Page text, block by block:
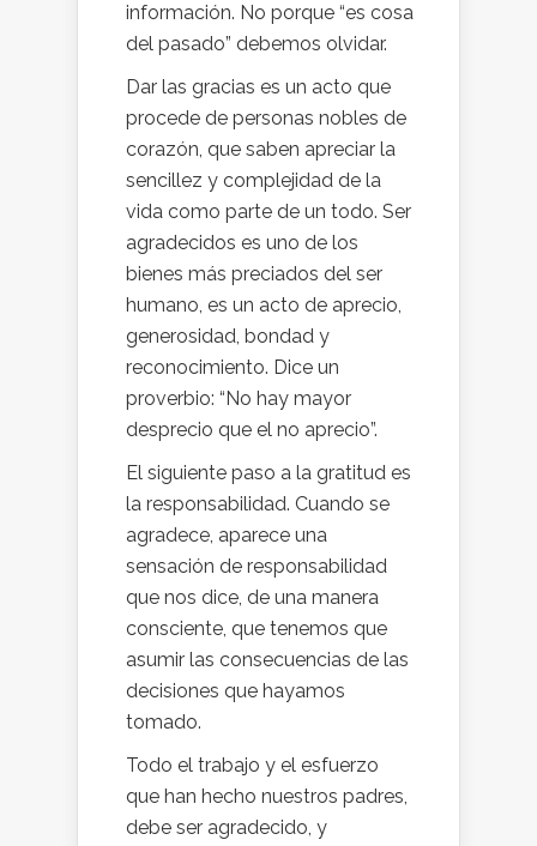
información. No porque “es cosa
del pasado” debemos olvidar.
Dar las gracias es un acto que
procede de personas nobles de
corazón, que saben apreciar la
sencillez y complejidad de la
vida como parte de un todo. Ser
agradecidos es uno de los
bienes más preciados del ser
humano, es un acto de aprecio,
generosidad, bondad y
reconocimiento. Dice un
proverbio: “No hay mayor
desprecio que el no aprecio”.
El siguiente paso a la gratitud es
la responsabilidad. Cuando se
agradece, aparece una
sensación de responsabilidad
que nos dice, de una manera
consciente, que tenemos que
asumir las consecuencias de las
decisiones que hayamos
tomado.
Todo el trabajo y el esfuerzo
que han hecho nuestros padres,
debe ser agradecido, y